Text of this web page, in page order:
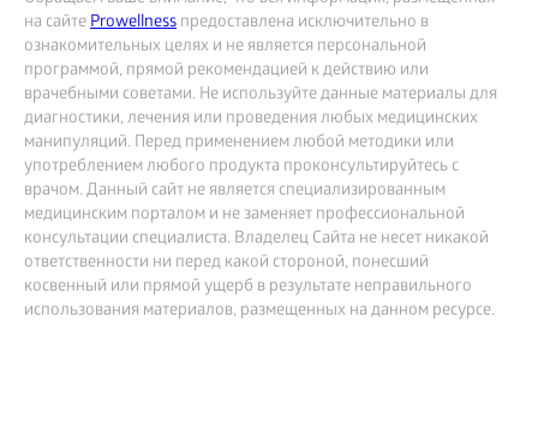
на сайтеProwellness предоставлена исключительно в
ознакомительных целях и не является персональной
программой, прямой рекомендацией к действию или
врачебными советами. Не используйте данные материалы для
диагностики, лечения или проведения любых медицинских
манипуляций. Перед применением любой методики или
употреблением любого продукта проконсультируйтесь с
врачом. Данный сайт не является специализированным
медицинским порталом и не заменяет профессиональной
консультации специалиста. Владелец Сайта не несет никакой
ответственности ни перед какой стороной, понесший
косвенный или прямой ущерб в результате неправильного
использования материалов, размещенных на данном ресурсе.